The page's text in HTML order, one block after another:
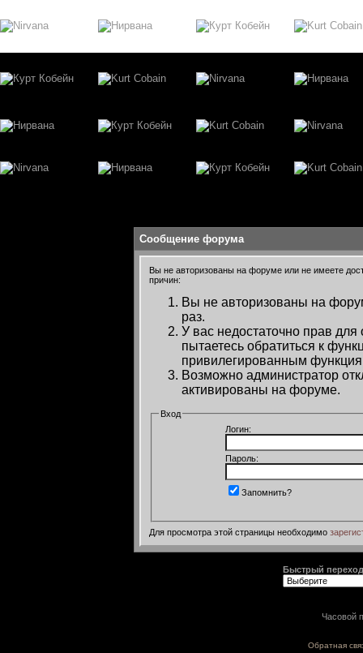
Сообщение форума
Вы не авторизованы на форуме или не имеете
причин:
Вы не авторизованы на
раз.
У вас недостаточно прав
пытаетесь обратиться к
привилегированным
Возможно администратор
активированы на форуме.
Вход
Логин:
Пароль:
Запомнить?
Для просмотра этой страницы необходимо
Быстрый переход
Часовой
Обратная